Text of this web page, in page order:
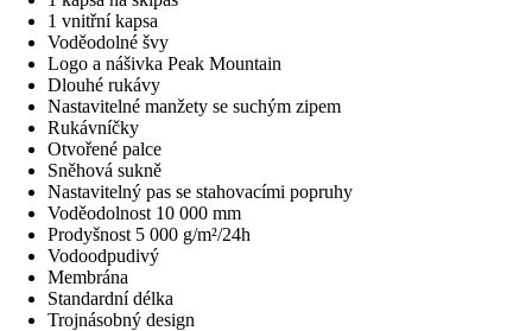
1 vnitřní kapsa
Voděodolné švy
Logo a nášivka Peak Mountain
Dlouhé rukávy
Nastavitelné manžety se suchým zipem
Rukávníčky
Otvořené palce
Sněhová sukně
Nastavitelný pas se stahovacími popruhy
Voděodolnost 10 000 mm
Prodyšnost 5 000 g/m²/24h
Vodoodpudivý
Membrána
Standardní délka
Trojnásobný design